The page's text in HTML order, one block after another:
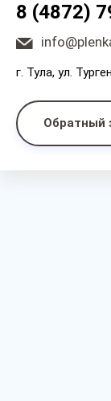
8 (4872)
г. Тула, ул.
Обратный